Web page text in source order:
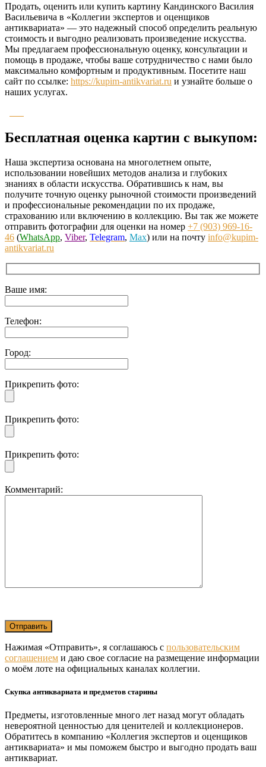
Продать, оценить или купить картину Кандинского Василия
Васильевича в «Коллегии экспертов и оценщиков
антиквариата» — это надежный способ определить реальную
стоимость и выгодно реализовать произведение искусства.
Мы предлагаем профессиональную оценку, консультации и
помощь в продаже, чтобы ваше сотрудничество с нами было
максимально комфортным и продуктивным. Посетите наш
сайт по ссылке: https://kupim-antikvariat.ru и узнайте больше о
наших услугах.
Бесплатная оценка картин с выкупом:
Наша экспертиза основана на многолетнем опыте,
использовании новейших методов анализа и глубоких
знаниях в области искусства. Обратившись к нам, вы
получите точную оценку рыночной стоимости произведений
и профессиональные рекомендации по их продаже,
страхованию или включению в коллекцию. Вы так же можете
отправить фотографии для оценки на номер +7 (903) 969-16-
46 (WhatsApp, Viber, Telegram, Max) или на почту info@kupim-
antikvariat.ru
Ваше имя:
Телефон:
Город:
Прикрепить фото:
Прикрепить фото:
Прикрепить фото:
Комментарий:
Нажимая «Отправить», я соглашаюсь с пользовательским
соглашением и даю свое согласие на размещение информации
о моём лоте на официальных каналах коллегии.
Скупка антиквариата и предметов старины
Предметы, изготовленные много лет назад могут обладать
невероятной ценностью для ценителей и коллекционеров.
Обратитесь в компанию «Коллегия экспертов и оценщиков
антиквариата» и мы поможем быстро и выгодно продать ваш
антиквариат.